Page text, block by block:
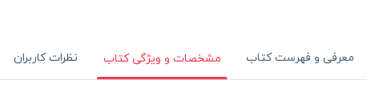
معرفی و فهرست کتاب مشخصات و ویژگی کتاب نظرات کاربران